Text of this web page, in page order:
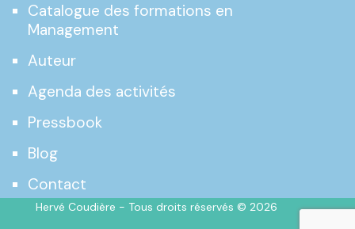
Catalogue des formations en
Management
Auteur
Agenda des activités
Pressbook
Blog
Contact
Hervé Coudière - Tous droits réservés © 2026